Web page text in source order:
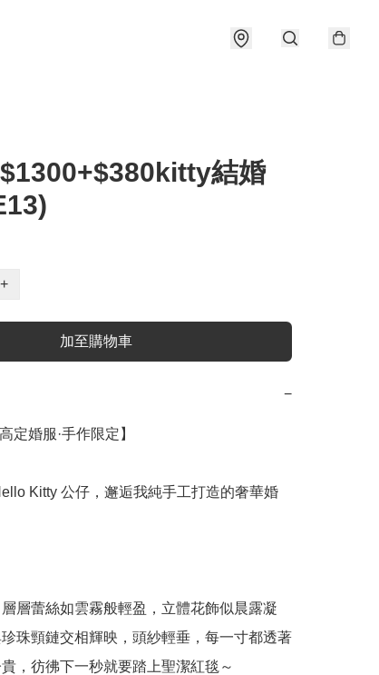
結婚
+
加至購物車
−
定婚服·手作限定】
Kitty 公仔，邂逅我純手工打造的奢華婚
層蕾絲如雲霧般輕盈，立體花飾似晨露凝
珠頸鏈交相輝映，頭紗輕垂，每一寸都透著
，彷彿下一秒就要踏上聖潔紅毯～